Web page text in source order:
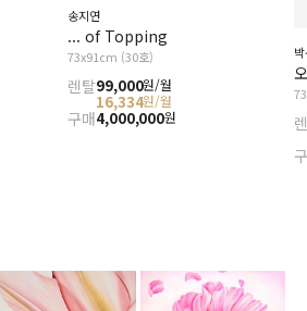
송지연
... of Topping
73x91cm (30호)
렌탈99,000원/월
16,334원/월
구매4,000,000원